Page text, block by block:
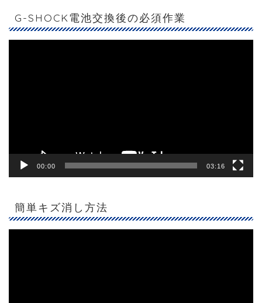
G-SHOCK電池交換後の必須作業
00:00 03:16
簡単キズ消し方法